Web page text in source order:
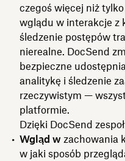
czegoś więcej niż
wglądu w interakcje z
śledzenie postępów
nierealne. DocSend
bezpieczne
analitykę i śledzenie
rzeczywistym —
platformie.
Dzięki DocSend
Wgląd w zachowania
w jaki sposób